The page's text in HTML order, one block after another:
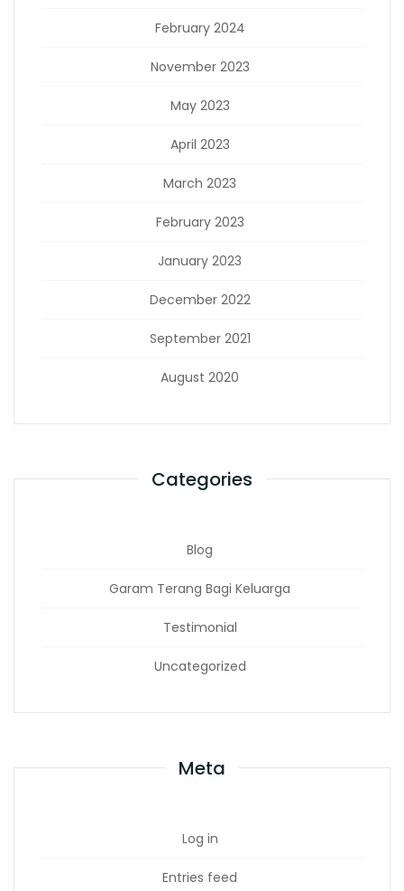
February 2024
November 2023
May 2023
April 2023
March 2023
February 2023
January 2023
December 2022
September 2021
August 2020
Categories
Blog
Garam Terang Bagi Keluarga
Testimonial
Uncategorized
Meta
Log in
Entries feed